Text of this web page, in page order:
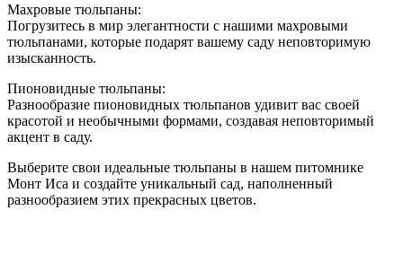
Махровые тюльпаны:
Погрузитесь в мир элегантности с нашими махровыми
тюльпанами, которые подарят вашему саду неповторимую
изысканность.
Пионовидные тюльпаны:
Разнообразие пионовидных тюльпанов удивит вас своей
красотой и необычными формами, создавая неповторимый
акцент в саду.
Выберите свои идеальные тюльпаны в нашем питомнике
Монт Иса и создайте уникальный сад, наполненный
разнообразием этих прекрасных цветов.